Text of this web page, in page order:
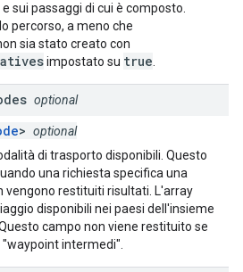
sui passaggi di cui è composto.
percorso, a meno che
sia stato creato con
impostato su true.
optional
> optional
di trasporto disponibili. Questo
una richiesta specifica una
vengono restituiti risultati. L'array
disponibili nei paesi dell'insieme
campo non viene restituito se
intermedi".